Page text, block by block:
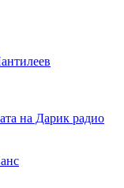
на Дарик радио